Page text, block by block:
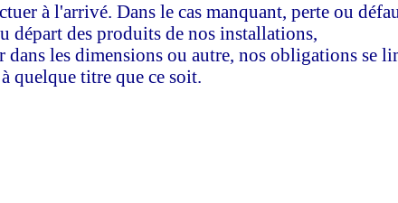
à l'arrivé. Dans le cas manquant, perte ou
départ des produits de nos installations,
les dimensions ou autre, nos obligations
quelque titre que ce soit.